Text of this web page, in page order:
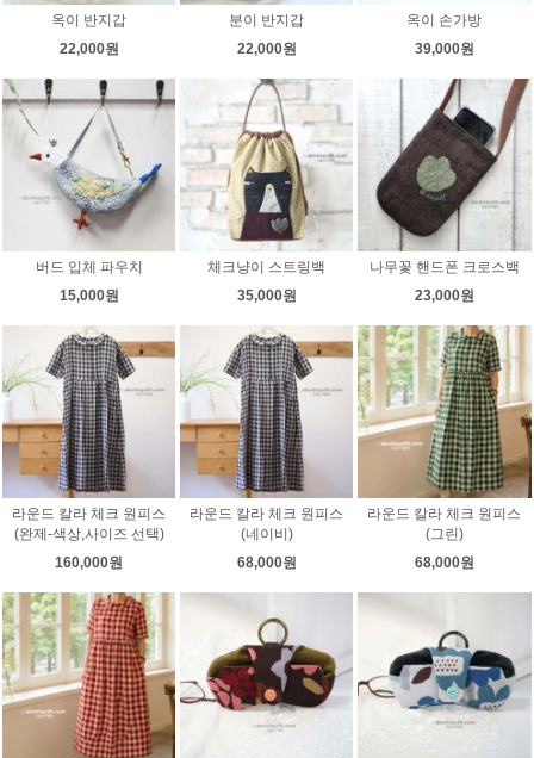
옥이 반지갑
22,000원
분이 반지갑
22,000원
옥이 손가방
39,000원
버드 입체 파우치
15,000원
체크냥이 스트링백
35,000원
나무꽃 핸드폰 크로스백
23,000원
라운드 칼라 체크 원피스
(완제-색상,사이즈 선택)
160,000원
라운드 칼라 체크 원피스
(네이비)
68,000원
라운드 칼라 체크 원피스
(그린)
68,000원